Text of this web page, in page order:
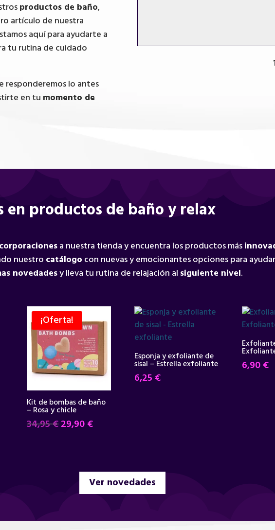
productos de baño,
artículo de nuestra
aquí para ayudarte a
tu rutina de cuidado
responderemos lo antes
en tu momento de
en productos de baño y relax
a nuestra tienda y encuentra los productos más
nuestro catálogo con nuevas y emocionantes opciones para
novedadesy lleva tu rutina de relajación al siguiente nivel.
¡Oferta!
Kit de bombas de baño
– Rosa y chicle
34,95€El
34,95 €.
29,90€El
29,90 €.
Esponja y exfoliante de
sisal – Estrella exfoliante
6,25 €
6,90€
Ver novedades